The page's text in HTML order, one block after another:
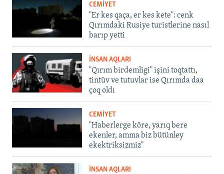
CEMİYET
"Er kes qaça, er kes kete": cenk
Qırımdaki Rusiye turistlerine nasıl
barıp yetti
İNSAN AQLARI
"Qırım birdemligi" işini toqtattı,
tintüv ve tutuvlar ise Qırımda daa
çoq oldı
CEMİYET
"Haberlerge köre, yarıq bere
ekenler, amma biz bütünley
ekektriksizmiz"
İNSAN AQLARI